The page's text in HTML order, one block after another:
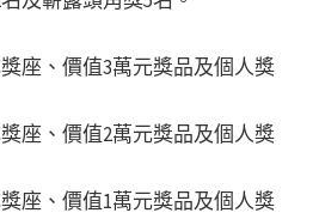
座、價值3萬元獎品及個人獎
座、價值2萬元獎品及個人獎
座、價值1萬元獎品及個人獎